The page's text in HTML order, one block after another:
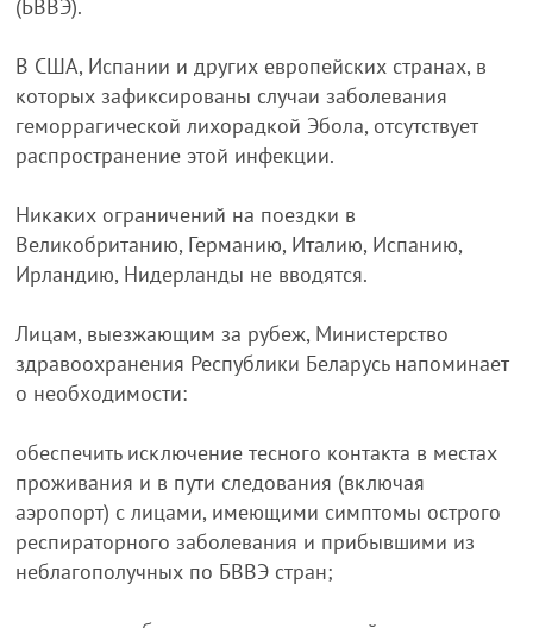
(БВВЭ).
В США, Испании и других европейских странах, в
которых зафиксированы случаи заболевания
геморрагической лихорадкой Эбола, отсутствует
распространение этой инфекции.
Никаких ограничений на поездки в
Великобританию, Германию, Италию, Испанию,
Ирландию, Нидерланды не вводятся.
Лицам, выезжающим за рубеж, Министерство
здравоохранения Республики Беларусь напоминает
о необходимости:
обеспечить исключение тесного контакта в местах
проживания и в пути следования (включая
аэропорт) с лицами, имеющими симптомы острого
респираторного заболевания и прибывшими из
неблагополучных по БВВЭ стран;